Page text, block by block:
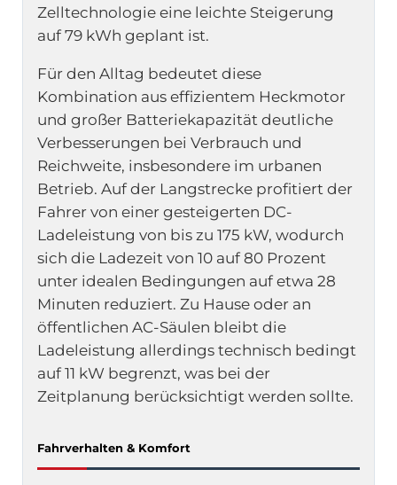
Zelltechnologie eine leichte Steigerung
auf 79 kWh geplant ist.
Für den Alltag bedeutet diese
Kombination aus effizientem Heckmotor
und großer Batteriekapazität deutliche
Verbesserungen bei Verbrauch und
Reichweite, insbesondere im urbanen
Betrieb. Auf der Langstrecke profitiert der
Fahrer von einer gesteigerten DC-
Ladeleistung von bis zu 175 kW, wodurch
sich die Ladezeit von 10 auf 80 Prozent
unter idealen Bedingungen auf etwa 28
Minuten reduziert. Zu Hause oder an
öffentlichen AC-Säulen bleibt die
Ladeleistung allerdings technisch bedingt
auf 11 kW begrenzt, was bei der
Zeitplanung berücksichtigt werden sollte.
Fahrverhalten & Komfort